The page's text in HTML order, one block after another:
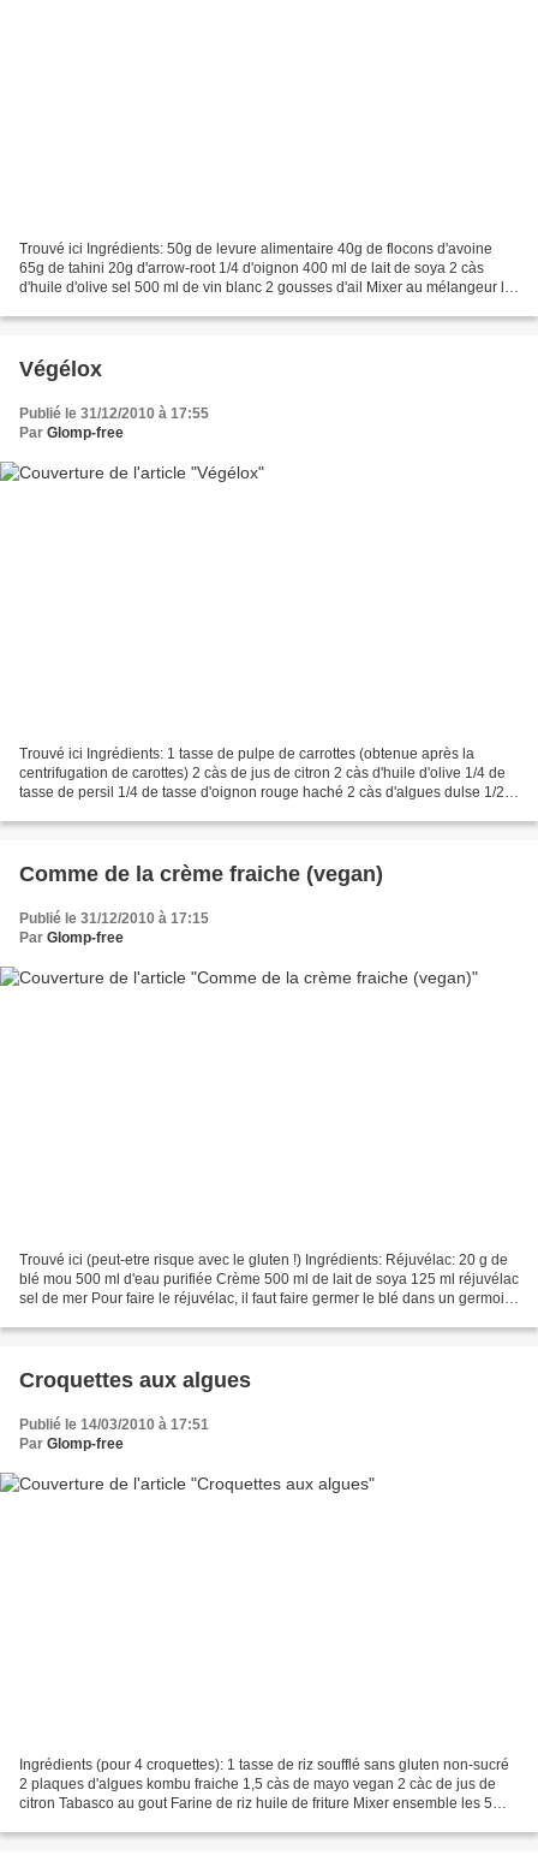
Trouvé ici Ingrédients: 50g de levure alimentaire 40g de flocons d'avoine
65g de tahini 20g d'arrow-root 1/4 d'oignon 400 ml de lait de soya 2 càs
d'huile d'olive sel 500 ml de vin blanc 2 gousses d'ail Mixer au mélangeur la
Végélox
Publié le 31/12/2010 à 17:55
Par Glomp-free
Trouvé ici Ingrédients: 1 tasse de pulpe de carrottes (obtenue après la
centrifugation de carottes) 2 càs de jus de citron 2 càs d'huile d'olive 1/4 de
tasse de persil 1/4 de tasse d'oignon rouge haché 2 càs d'algues dulse 1/2
Comme de la crème fraiche (vegan)
Publié le 31/12/2010 à 17:15
Par Glomp-free
Trouvé ici (peut-etre risque avec le gluten !) Ingrédients: Réjuvélac: 20 g de
blé mou 500 ml d'eau purifiée Crème 500 ml de lait de soya 125 ml réjuvélac
sel de mer Pour faire le réjuvélac, il faut faire germer le blé dans un germoir
Croquettes aux algues
Publié le 14/03/2010 à 17:51
Par Glomp-free
Ingrédients (pour 4 croquettes): 1 tasse de riz soufflé sans gluten non-sucré
2 plaques d'algues kombu fraiche 1,5 càs de mayo vegan 2 càc de jus de
citron Tabasco au gout Farine de riz huile de friture Mixer ensemble les 5